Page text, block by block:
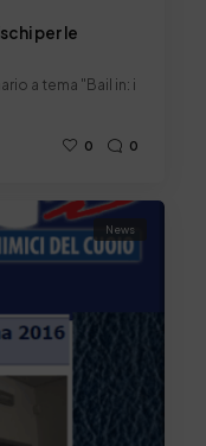
per le
a tema "Bail in: i
0 0
News